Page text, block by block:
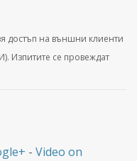
достъп на външни клиенти
Изпитите се провеждат
- Video on